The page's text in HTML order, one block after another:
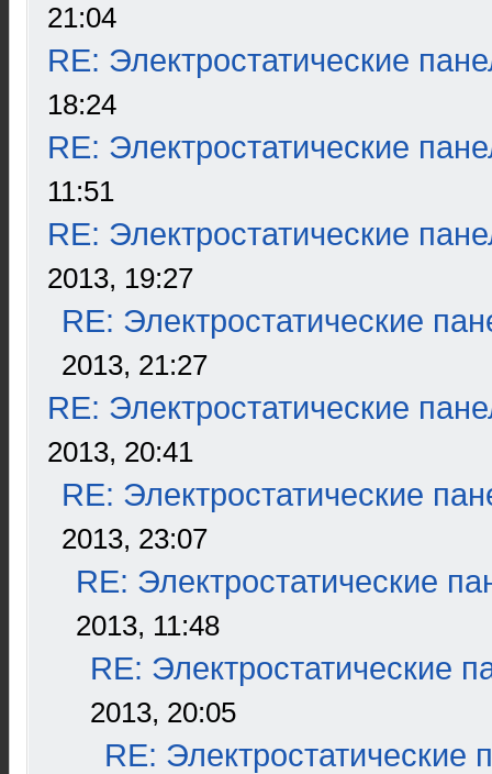
21:04
RE: Электростатические
18:24
RE: Электростатические
11:51
RE: Электростатические
2013, 19:27
RE: Электростатические
2013, 21:27
RE: Электростатические
2013, 20:41
RE: Электростатические
2013, 23:07
RE: Электростатические
2013, 11:48
RE: Электростатические
2013, 20:05
RE: Электростатические